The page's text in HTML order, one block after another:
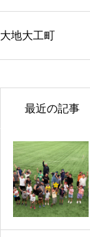
大地大工町
最近の記事